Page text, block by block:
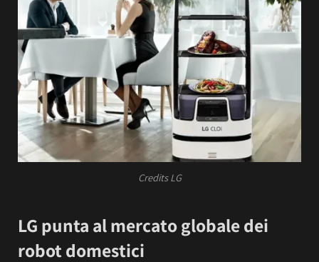
Credits LG
LG punta al mercato globale dei
robot domestici